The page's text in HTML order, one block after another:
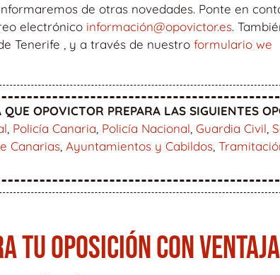
de otras novedades. Ponte en
electrónico información@opovictor.es.
Tenerife , y a través de nuestro formulario we
QUE OPOVICTOR PREPARA LAS SIGUIENTES
Policía Canaria Policía Nacional Guardia Civil
Canarias Ayuntamientos y Cabildos
TU OPOSICIÓN CON VENTAJA